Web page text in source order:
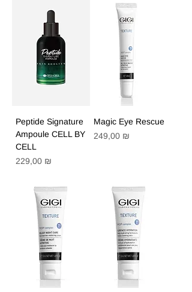
Peptide Signature
Ampoule CELL BY
CELL
Цена
229,00 ₪
Magic Eye Rescue
Цена
249,00 ₪